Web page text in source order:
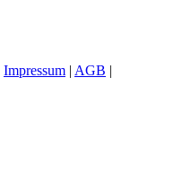
Impressum | AGB |